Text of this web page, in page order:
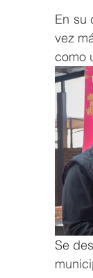
En su
vez
como
Se